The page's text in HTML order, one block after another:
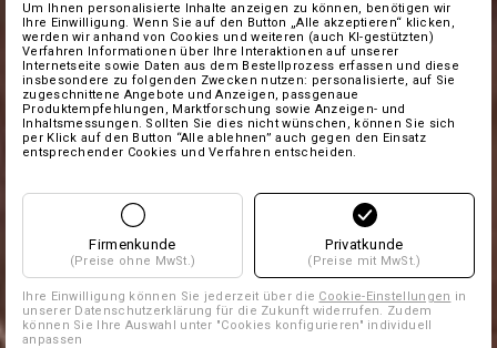
Um Ihnen personalisierte Inhalte anzeigen zu können, benötigen wir
Ihre Einwilligung. Wenn Sie auf den Button „Alle akzeptieren“ klicken,
werden wir anhand von Cookies und weiteren (auch KI-gestützten)
Verfahren Informationen über Ihre Interaktionen auf unserer
Internetseite sowie Daten aus dem Bestellprozess erfassen und diese
insbesondere zu folgenden Zwecken nutzen: personalisierte, auf Sie
zugeschnittene Angebote und Anzeigen, passgenaue
Produktempfehlungen, Marktforschung sowie Anzeigen- und
Inhaltsmessungen. Sollten Sie dies nicht wünschen, können Sie sich
per Klick auf den Button “Alle ablehnen” auch gegen den Einsatz
entsprechender Cookies und Verfahren entscheiden.
Firmenkunde
(Preise ohne MwSt.)
Privatkunde
(Preise mit MwSt.)
Ihre Einwilligung können Sie jederzeit über die Cookie-Einstellungen in
unserer Datenschutzerklärung für die Zukunft widerrufen. Zudem
können Sie Ihre Auswahl unter "Cookies konfigurieren" individuell
anpassen